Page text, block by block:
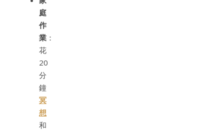
庭
作
業 ：
花
20
分
鐘
冥
想
和